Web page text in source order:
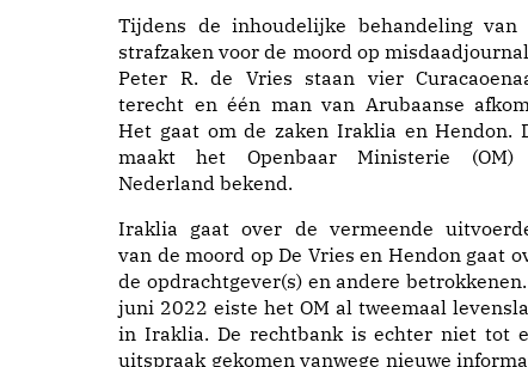
Tijdens de inhoudelijke behandeling van
strafzaken voor de moord op
Peter R. de Vries staan vier
terecht en één man van Arubaanse
Het gaat om de zaken Iraklia en Hendon.
maakt het Openbaar Ministerie
Nederland bekend.
Iraklia gaat over de vermeende
van de moord op De Vries en Hendon gaat
de opdrachtgever(s) en andere
juni 2022 eiste het OM al tweemaal
in Iraklia. De rechtbank is echter niet tot
uitspraak gekomen vanwege nieuwe